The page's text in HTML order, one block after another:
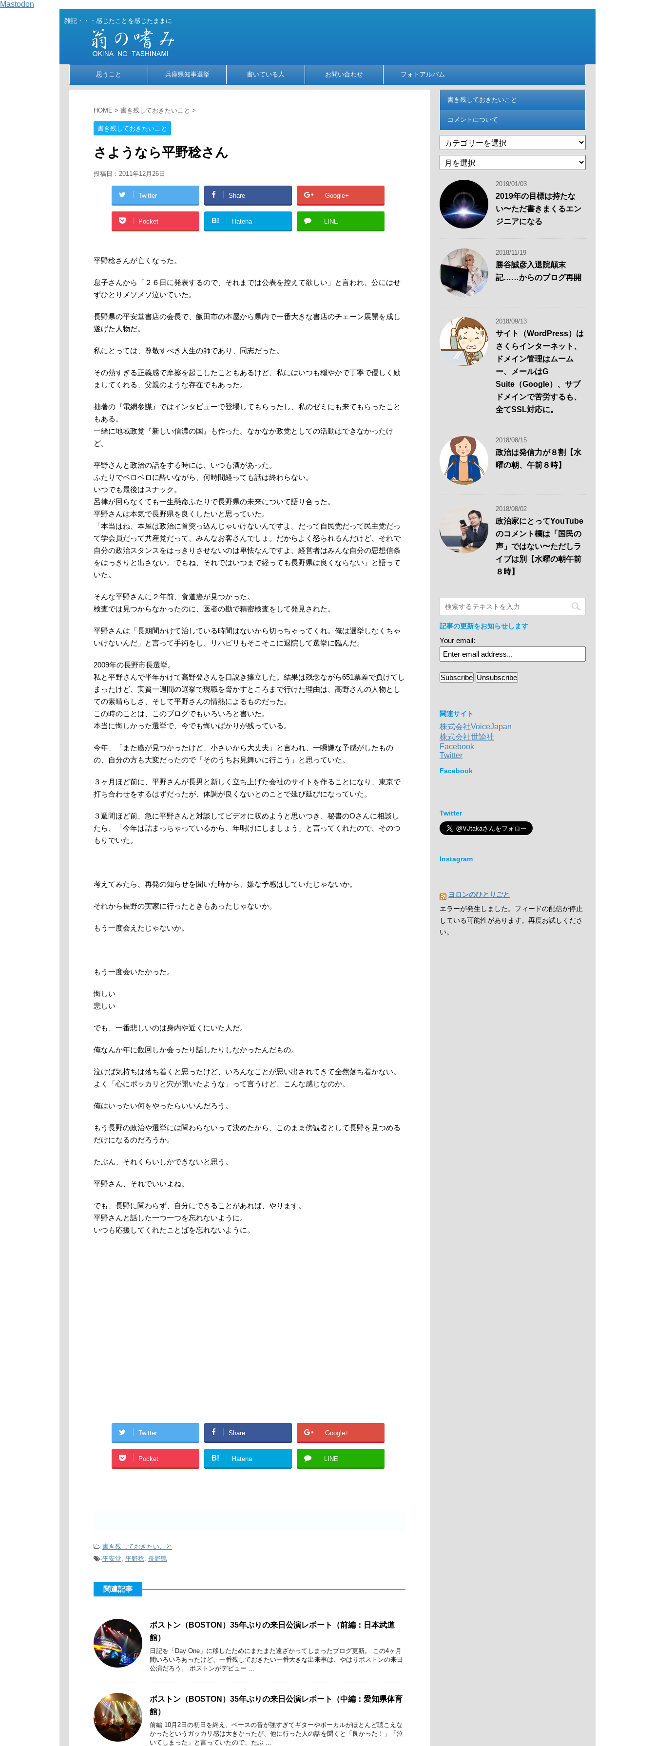
Mastodon
雑記・・・感じたことを感じたままに
思うこと 兵庫県知事選挙 書いている人 お問い合わせ フォトアルバム
HOME > 書き残しておきたいこと >
書き残しておきたいこと
さようなら平野稔さん
投稿日： 2011年12月26日
Twitter Share Google+
Pocket B! Hatena LINE
平野稔さんが亡くなった。
息子さんから「２６日に発表するので、それまでは公表を控えて欲しい」と言われ、公にはせ
ずひとりメソメソ泣いていた。
長野県の平安堂書店の会長で、飯田市の本屋から県内で一番大きな書店のチェーン展開を成し
遂げた人物だ。
私にとっては、尊敬すべき人生の師であり、同志だった。
その熱すぎる正義感で摩擦を起こしたこともあるけど、私にはいつも穏やかで丁寧で優しく励
ましてくれる、父親のような存在でもあった。
拙著の『電網参謀』ではインタビューで登場してもらったし、私のゼミにも来てもらったこと
もある。
一緒に地域政党『新しい信濃の国』も作った。なかなか政党としての活動はできなかったけ
ど。
平野さんと政治の話をする時には、いつも酒があった。
ふたりでベロベロに酔いながら、何時間経っても話は終わらない。
いつでも最後はスナック。
呂律が回らなくても一生懸命ふたりで長野県の未来について語り合った。
平野さんは本気で長野県を良くしたいと思っていた。
「本当はね、本屋は政治に首突っ込んじゃいけないんですよ。だって自民党だって民主党だっ
て学会員だって共産党だって、みんなお客さんでしょ。だからよく怒られるんだけど、それで
自分の政治スタンスをはっきりさせないのは卑怯なんですよ。経営者はみんな自分の思想信条
をはっきりと出さない。でもね、それではいつまで経っても長野県は良くならない」と語って
いた。
そんな平野さんに２年前、食道癌が見つかった。
検査では見つからなかったのに、医者の勘で精密検査をして発見された。
平野さんは「長期間かけて治している時間はないから切っちゃってくれ。俺は選挙しなくちゃ
いけないんだ」と言って手術をし、リハビリもそこそこに退院して選挙に臨んだ。
2009年の長野市長選挙。
私と平野さんで半年かけて高野登さんを口説き擁立した。結果は残念ながら651票差で負けてし
まったけど、実質一週間の選挙で現職を脅かすところまで行けた理由は、高野さんの人物とし
ての素晴らしさ、そして平野さんの情熱によるものだった。
この時のことは、このブログでもいろいろと書いた。
本当に悔しかった選挙で、今でも悔いばかりが残っている。
今年、「また癌が見つかったけど、小さいから大丈夫」と言われ、一瞬嫌な予感がしたもの
の、自分の方も大変だったので「そのうちお見舞いに行こう」と思っていた。
３ヶ月ほど前に、平野さんが長男と新しく立ち上げた会社のサイトを作ることになり、東京で
打ち合わせをするはずだったが、体調が良くないとのことで延び延びになっていた。
３週間ほど前、急に平野さんと対談してビデオに収めようと思いつき、秘書のOさんに相談し
たら、「今年は詰まっちゃっているから、年明けにしましょう」と言ってくれたので、そのつ
もりでいた。
考えてみたら、再発の知らせを聞いた時から、嫌な予感はしていたじゃないか。
それから長野の実家に行ったときもあったじゃないか。
もう一度会えたじゃないか。
もう一度会いたかった。
悔しい
悲しい
でも、一番悲しいのは身内や近くにいた人だ。
俺なんか年に数回しか会ったり話したりしなかったんだもの。
泣けば気持ちは落ち着くと思ったけど、いろんなことが思い出されてきて全然落ち着かない。
よく「心にポッカリと穴が開いたような」って言うけど、こんな感じなのか。
俺はいったい何をやったらいいんだろう。
もう長野の政治や選挙には関わらないって決めたから、このまま傍観者として長野を見つめる
だけになるのだろうか。
たぶん、それくらいしかできないと思う。
平野さん、それでいいよね。
でも、長野に関わらず、自分にできることがあれば、やります。
平野さんと話した一つ一つを忘れないように。
いつも応援してくれたことばを忘れないように。
Twitter Share Google+
Pocket B! Hatena LINE
-書き残しておきたいこと
-平安堂, 平野稔, 長野県
関連記事
ボストン（BOSTON）35年ぶりの来日公演レポート（前編：日本武道
館）
日記を「Day One」に移したためにまたまた遠ざかってしまったブログ更新。 この4ヶ月
間いろいろあったけど、一番残しておきたい一番大きな出来事は、やはりボストンの来日
公演だろう。 ボストンがデビュー ...
ボストン（BOSTON）35年ぶりの来日公演レポート（中編：愛知県体育
館）
前編 10月2日の初日を終え、ベースの音が強すぎてギターやボーカルがほとんど聴こえな
かったというガッカリ感は大きかったが、他に行った人の話を聞くと「良かった！」「泣
いてしまった」と言っていたので、たぶ ...
書き残しておきたいこと
コメントについて
テ
ゴ
リ
過
去
記
事
2019/01/03
2019年の目標は持たな
い〜ただ書きまくるエン
ジニアになる
2018/11/19
勝谷誠彦入退院顛末
記……からのブログ再開
2018/09/13
サイト（WordPress）は
さくらインターネット、
ドメイン管理はムーム
ー、メールはG
Suite（Google）、サブ
ドメインで苦労するも、
全てSSL対応に。
2018/08/15
政治は発信力が８割【水
曜の朝、午前８時】
2018/08/02
政治家にとってYouTube
のコメント欄は「国民の
声」ではない〜ただしラ
イブは別【水曜の朝午前
８時】
記事の更新をお知らせします
Your email:
関連サイト
株式会社VoiceJapan
株式会社世論社
Facebook
Twitter
Facebook
Twitter
Instagram
ヨロンのひとりごと
エラーが発生しました。フィードの配信が停止
している可能性があります。再度お試しくださ
い。